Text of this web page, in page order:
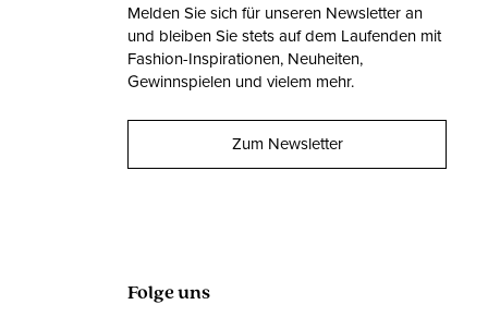
Melden Sie sich für unseren Newsletter an
und bleiben Sie stets auf dem Laufenden mit
Fashion-Inspirationen, Neuheiten,
Gewinnspielen und vielem mehr.
Zum Newsletter
Folge uns